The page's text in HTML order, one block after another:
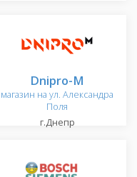
Dnipro-M
магазин на ул. Александра
Поля
г.Днепр